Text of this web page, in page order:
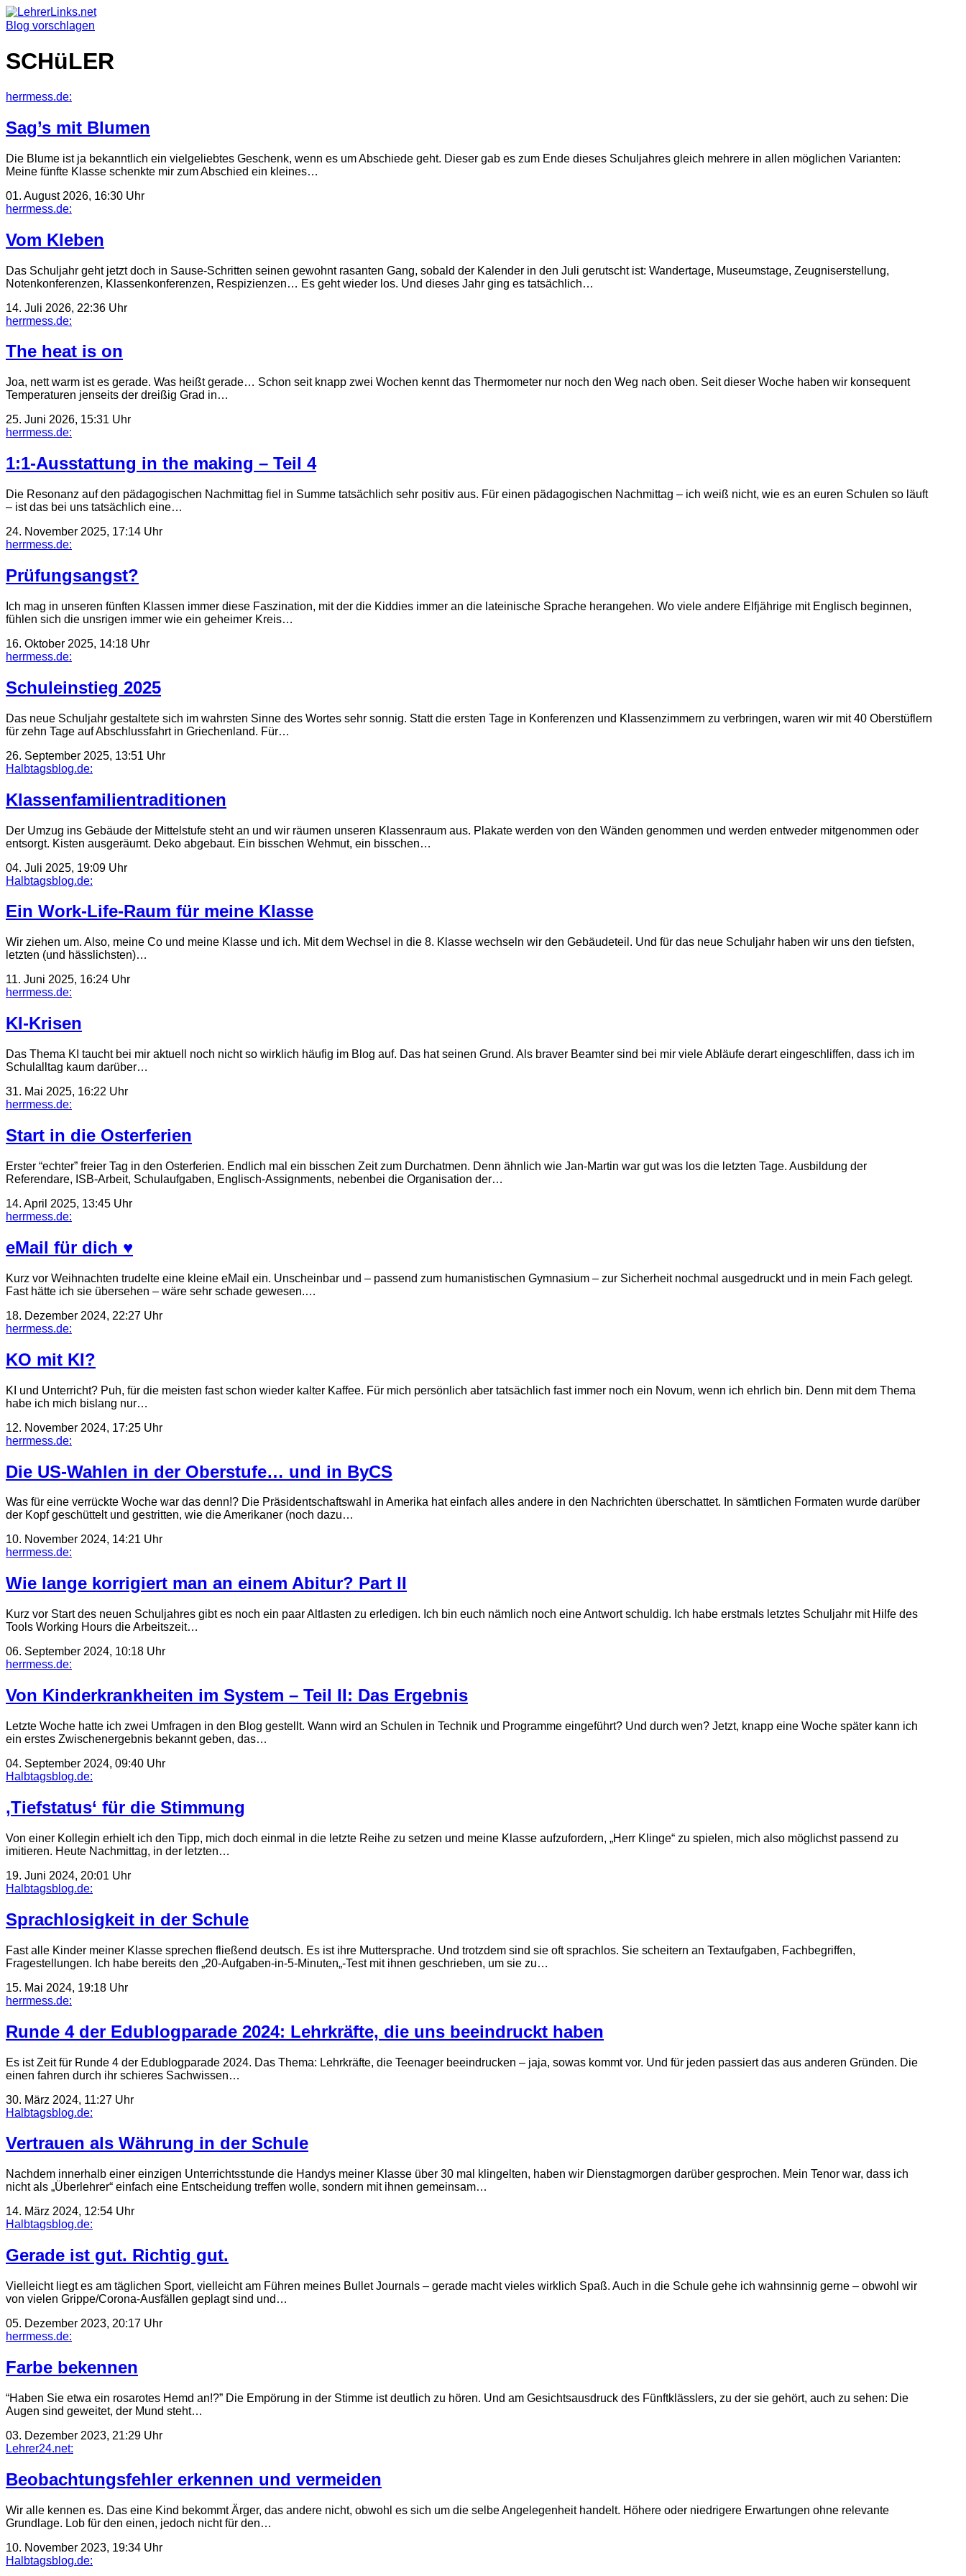
Skip
to
Blog vorschlagen
SCHüLER
herrmess.de:
Sag’s mit Blumen
Die Blume ist ja bekanntlich ein vielgeliebtes Geschenk, wenn es um Abschiede geht. Dieser gab es zum Ende dieses Schuljahres gleich mehrere in allen möglichen Varianten:
Meine fünfte Klasse schenkte mir zum Abschied ein kleines…
01. August 2026, 16:30 Uhr
herrmess.de:
Vom Kleben
Das Schuljahr geht jetzt doch in Sause-Schritten seinen gewohnt rasanten Gang, sobald der Kalender in den Juli gerutscht ist: Wandertage, Museumstage, Zeugniserstellung,
Notenkonferenzen, Klassenkonferenzen, Respizienzen… Es geht wieder los. Und dieses Jahr ging es tatsächlich…
14. Juli 2026, 22:36 Uhr
herrmess.de:
The heat is on
Joa, nett warm ist es gerade. Was heißt gerade… Schon seit knapp zwei Wochen kennt das Thermometer nur noch den Weg nach oben. Seit dieser Woche haben wir konsequent
Temperaturen jenseits der dreißig Grad in…
25. Juni 2026, 15:31 Uhr
herrmess.de:
1:1-Ausstattung in the making – Teil 4
Die Resonanz auf den pädagogischen Nachmittag fiel in Summe tatsächlich sehr positiv aus. Für einen pädagogischen Nachmittag – ich weiß nicht, wie es an euren Schulen so läuft
– ist das bei uns tatsächlich eine…
24. November 2025, 17:14 Uhr
herrmess.de:
Prüfungsangst?
Ich mag in unseren fünften Klassen immer diese Faszination, mit der die Kiddies immer an die lateinische Sprache herangehen. Wo viele andere Elfjährige mit Englisch beginnen,
fühlen sich die unsrigen immer wie ein geheimer Kreis…
16. Oktober 2025, 14:18 Uhr
herrmess.de:
Schuleinstieg 2025
Das neue Schuljahr gestaltete sich im wahrsten Sinne des Wortes sehr sonnig. Statt die ersten Tage in Konferenzen und Klassenzimmern zu verbringen, waren wir mit 40 Oberstüflern
für zehn Tage auf Abschlussfahrt in Griechenland. Für…
26. September 2025, 13:51 Uhr
Halbtagsblog.de:
Klassenfamilientraditionen
Der Umzug ins Gebäude der Mittelstufe steht an und wir räumen unseren Klassenraum aus. Plakate werden von den Wänden genommen und werden entweder mitgenommen oder
entsorgt. Kisten ausgeräumt. Deko abgebaut. Ein bisschen Wehmut, ein bisschen…
04. Juli 2025, 19:09 Uhr
Halbtagsblog.de:
Ein Work-Life-Raum für meine Klasse
Wir ziehen um. Also, meine Co und meine Klasse und ich. Mit dem Wechsel in die 8. Klasse wechseln wir den Gebäudeteil. Und für das neue Schuljahr haben wir uns den tiefsten,
letzten (und hässlichsten)…
11. Juni 2025, 16:24 Uhr
herrmess.de:
KI-Krisen
Das Thema KI taucht bei mir aktuell noch nicht so wirklich häufig im Blog auf. Das hat seinen Grund. Als braver Beamter sind bei mir viele Abläufe derart eingeschliffen, dass ich im
Schulalltag kaum darüber…
31. Mai 2025, 16:22 Uhr
herrmess.de:
Start in die Osterferien
Erster “echter” freier Tag in den Osterferien. Endlich mal ein bisschen Zeit zum Durchatmen. Denn ähnlich wie Jan-Martin war gut was los die letzten Tage. Ausbildung der
Referendare, ISB-Arbeit, Schulaufgaben, Englisch-Assignments, nebenbei die Organisation der…
14. April 2025, 13:45 Uhr
herrmess.de:
eMail für dich ♥️
Kurz vor Weihnachten trudelte eine kleine eMail ein. Unscheinbar und – passend zum humanistischen Gymnasium – zur Sicherheit nochmal ausgedruckt und in mein Fach gelegt.
Fast hätte ich sie übersehen – wäre sehr schade gewesen.…
18. Dezember 2024, 22:27 Uhr
herrmess.de:
KO mit KI?
KI und Unterricht? Puh, für die meisten fast schon wieder kalter Kaffee. Für mich persönlich aber tatsächlich fast immer noch ein Novum, wenn ich ehrlich bin. Denn mit dem Thema
habe ich mich bislang nur…
12. November 2024, 17:25 Uhr
herrmess.de:
Die US-Wahlen in der Oberstufe… und in ByCS
Was für eine verrückte Woche war das denn!? Die Präsidentschaftswahl in Amerika hat einfach alles andere in den Nachrichten überschattet. In sämtlichen Formaten wurde darüber
der Kopf geschüttelt und gestritten, wie die Amerikaner (noch dazu…
10. November 2024, 14:21 Uhr
herrmess.de:
Wie lange korrigiert man an einem Abitur? Part II
Kurz vor Start des neuen Schuljahres gibt es noch ein paar Altlasten zu erledigen. Ich bin euch nämlich noch eine Antwort schuldig. Ich habe erstmals letztes Schuljahr mit Hilfe des
Tools Working Hours die Arbeitszeit…
06. September 2024, 10:18 Uhr
herrmess.de:
Von Kinderkrankheiten im System – Teil II: Das Ergebnis
Letzte Woche hatte ich zwei Umfragen in den Blog gestellt. Wann wird an Schulen in Technik und Programme eingeführt? Und durch wen? Jetzt, knapp eine Woche später kann ich
ein erstes Zwischenergebnis bekannt geben, das…
04. September 2024, 09:40 Uhr
Halbtagsblog.de:
‚Tiefstatus‘ für die Stimmung
Von einer Kollegin erhielt ich den Tipp, mich doch einmal in die letzte Reihe zu setzen und meine Klasse aufzufordern, „Herr Klinge“ zu spielen, mich also möglichst passend zu
imitieren. Heute Nachmittag, in der letzten…
19. Juni 2024, 20:01 Uhr
Halbtagsblog.de:
Sprachlosigkeit in der Schule
Fast alle Kinder meiner Klasse sprechen fließend deutsch. Es ist ihre Muttersprache. Und trotzdem sind sie oft sprachlos. Sie scheitern an Textaufgaben, Fachbegriffen,
Fragestellungen. Ich habe bereits den „20-Aufgaben-in-5-Minuten„-Test mit ihnen geschrieben, um sie zu…
15. Mai 2024, 19:18 Uhr
herrmess.de:
Runde 4 der Edublogparade 2024: Lehrkräfte, die uns beeindruckt haben
Es ist Zeit für Runde 4 der Edublogparade 2024. Das Thema: Lehrkräfte, die Teenager beeindrucken – jaja, sowas kommt vor. Und für jeden passiert das aus anderen Gründen. Die
einen fahren durch ihr schieres Sachwissen…
30. März 2024, 11:27 Uhr
Halbtagsblog.de:
Vertrauen als Währung in der Schule
Nachdem innerhalb einer einzigen Unterrichtsstunde die Handys meiner Klasse über 30 mal klingelten, haben wir Dienstagmorgen darüber gesprochen. Mein Tenor war, dass ich
nicht als „Überlehrer“ einfach eine Entscheidung treffen wolle, sondern mit ihnen gemeinsam…
14. März 2024, 12:54 Uhr
Halbtagsblog.de:
Gerade ist gut. Richtig gut.
Vielleicht liegt es am täglichen Sport, vielleicht am Führen meines Bullet Journals – gerade macht vieles wirklich Spaß. Auch in die Schule gehe ich wahnsinnig gerne – obwohl wir
von vielen Grippe/Corona-Ausfällen geplagt sind und…
05. Dezember 2023, 20:17 Uhr
herrmess.de:
Farbe bekennen
“Haben Sie etwa ein rosarotes Hemd an!?” Die Empörung in der Stimme ist deutlich zu hören. Und am Gesichtsausdruck des Fünftklässlers, zu der sie gehört, auch zu sehen: Die
Augen sind geweitet, der Mund steht…
03. Dezember 2023, 21:29 Uhr
Lehrer24.net:
Beobachtungsfehler erkennen und vermeiden
Wir alle kennen es. Das eine Kind bekommt Ärger, das andere nicht, obwohl es sich um die selbe Angelegenheit handelt. Höhere oder niedrigere Erwartungen ohne relevante
Grundlage. Lob für den einen, jedoch nicht für den…
10. November 2023, 19:34 Uhr
Halbtagsblog.de: